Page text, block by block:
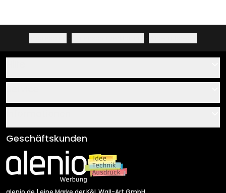
· ·
Über uns
Klebe- und Montageanleitungen
Newsletter An-/Abmeldung
Sendungsverfolgung
AGB
Impressum
Versand & Zahlung
Rücksendung
Geschäftskunden